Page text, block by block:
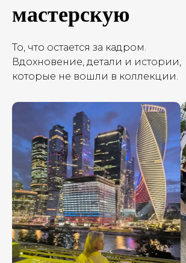
мастерскyю
То, что остается за кадром.
Вдохновение, детали и истории,
которые не вошли в коллекции.